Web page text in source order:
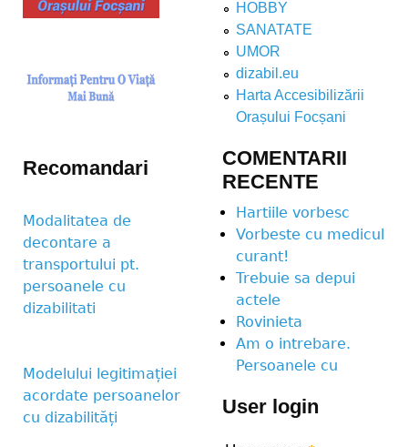
Recomandari
Modalitatea de
decontare a
transportului pt.
persoanele cu
dizabilitati
Modelului legitimației
acordate persoanelor
cu dizabilități
HOBBY
SANATATE
UMOR
dizabil.eu
Harta Accesibilizării
Orașului Focșani
COMENTARII
RECENTE
Hartiile vorbesc
Vorbeste cu medicul
curant!
Trebuie sa depui
actele
Rovinieta
Am o intrebare.
Persoanele cu
User login